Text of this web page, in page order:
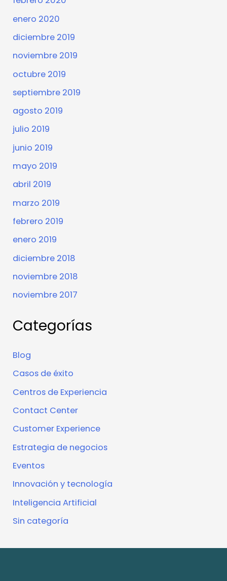
enero 2020
diciembre 2019
noviembre 2019
octubre 2019
septiembre 2019
agosto 2019
julio 2019
junio 2019
mayo 2019
abril 2019
marzo 2019
febrero 2019
enero 2019
diciembre 2018
noviembre 2018
noviembre 2017
Categorías
Blog
Casos de éxito
Centros de Experiencia
Contact Center
Customer Experience
Estrategia de negocios
Eventos
Innovación y tecnología
Inteligencia Artificial
Sin categoría